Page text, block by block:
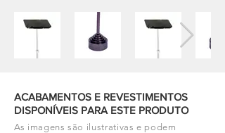
ACABAMENTOS E REVESTIMENTOS
DISPONÍVEIS PARA ESTE PRODUTO
As imagens são ilustrativas e podem